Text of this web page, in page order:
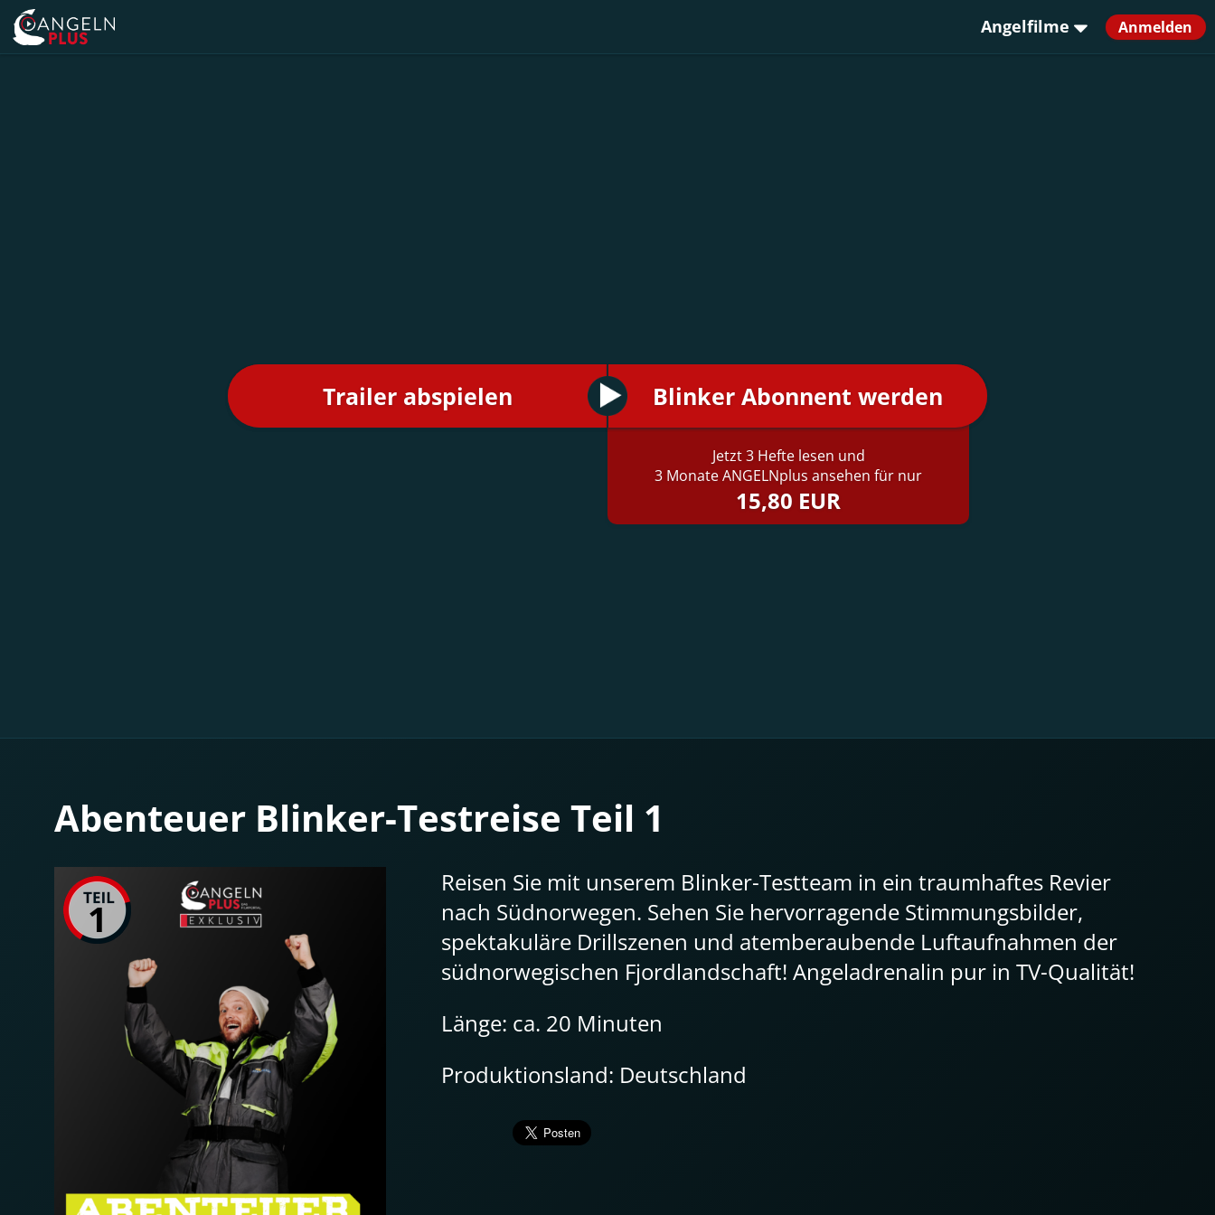
Angelfilme Anmelden
Trailer abspielen Blinker Abonnent werden
Jetzt 3 Hefte lesen und
3 Monate ANGELNplus ansehen für nur
15,80 EUR
Abenteuer Blinker-Testreise Teil 1
1
Reisen Sie mit unserem Blinker-Testteam in ein traumhaftes Revier
nach Südnorwegen. Sehen Sie hervorragende Stimmungsbilder,
spektakuläre Drillszenen und atemberaubende Luftaufnahmen der
südnorwegischen Fjordlandschaft! Angeladrenalin pur in TV-Qualität!
Länge: ca. 20 Minuten
Produktionsland: Deutschland